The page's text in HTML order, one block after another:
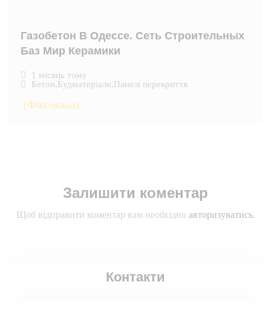
Газобетон В Одессе. Сеть Строительных
Баз Мир Керамики
1 місяць тому
Бетон,Будматеріали,Панелі перекриття
(Фіксована)
Залишити коментар
Щоб відправити коментар вам необхідно авторизуватись.
Контакти